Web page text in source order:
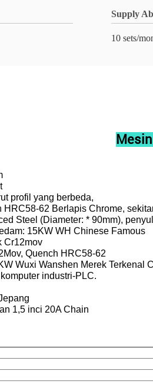
Supply
10 sets/
profil yang berbeda,
HRC58-62 Berlapis Chrome,
Steel (Diameter: * 90mm),
15KW WH Chinese Famous
Cr12mov
Quench HRC58-62
Wuxi Wanshen Merek Terkenal
industri-PLC.
1,5 inci 20A Chain